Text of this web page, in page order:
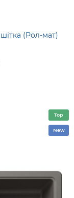
(Рол-мат)
Top
New